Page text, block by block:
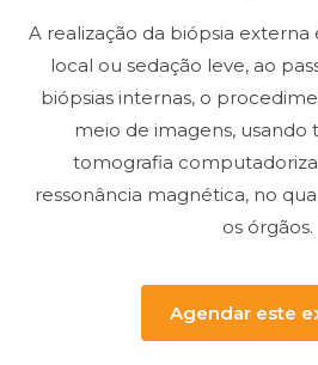
A realização da biópsia externa
local ou sedação leve, ao
biópsias internas, o
meio de imagens, usando
tomografia
ressonância magnética, no
os órgãos.
Agendar este